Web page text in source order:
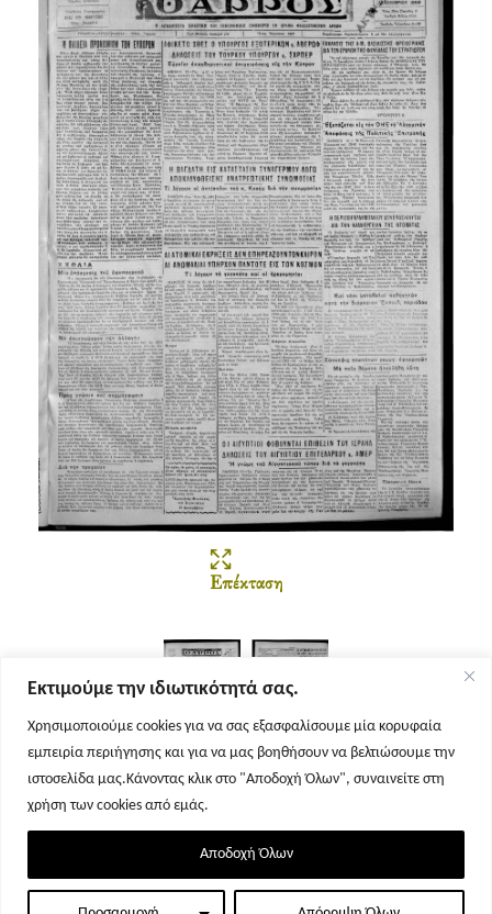
Εκτιμούμε την ιδιωτικότητά σας.
Χρησιμοποιούμε cookies για να σας εξασφαλίσουμε μία κορυφαία
εμπειρία περιήγησης και για να μας βοηθήσουν να βελτιώσουμε την
ιστοσελίδα μας.Κάνοντας κλικ στο "Αποδοχή Όλων", συναινείτε στη
χρήση των cookies από εμάς.
Αποδοχή Όλων
Επέκταση
Σελίδα 1 Σελίδα 2